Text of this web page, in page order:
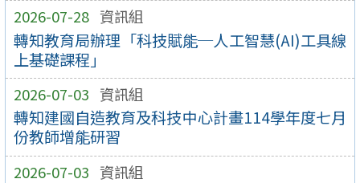
2026-07-28 資訊組
轉知教育局辦理「科技賦能─人工智慧(AI)工具線
上基礎課程」
2026-07-03 資訊組
轉知建國自造教育及科技中心計畫114學年度七月
份教師增能研習
2026-07-03 資訊組